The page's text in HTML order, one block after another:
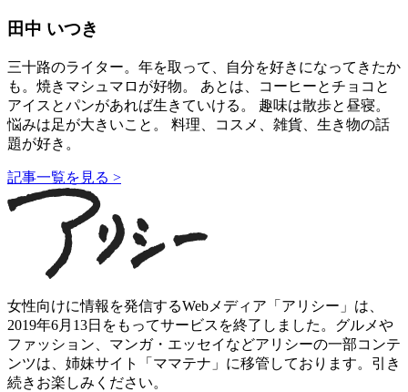
田中 いつき
三十路のライター。年を取って、自分を好きになってきたか
も。焼きマシュマロが好物。 あとは、コーヒーとチョコと
アイスとパンがあれば生きていける。 趣味は散歩と昼寝。
悩みは足が大きいこと。 料理、コスメ、雑貨、生き物の話
題が好き。
記事一覧を見る >
女性向けに情報を発信するWebメディア「アリシー」は、
2019年6月13日をもってサービスを終了しました。グルメや
ファッション、マンガ・エッセイなどアリシーの一部コンテ
ンツは、姉妹サイト「ママテナ」に移管しております。引き
続きお楽しみください。